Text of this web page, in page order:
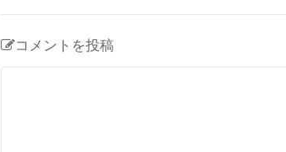
コメントを投稿